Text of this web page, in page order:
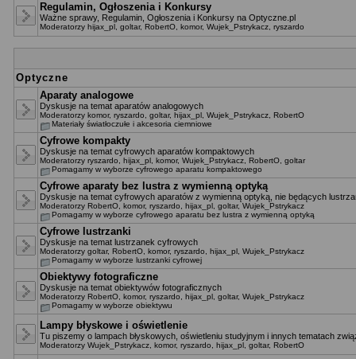
Regulamin, Ogłoszenia i Konkursy
Ważne sprawy, Regulamin, Ogłoszenia i Konkursy na Optyczne.pl
Moderatorzy hijax_pl goltar, RobertO komor, Wujek_Pstrykacz ryszardo
Optyczne
Aparaty analogowe
Dyskusje na temat aparatów analogowych
Moderatorzy komor, ryszardo goltar, hijax_pl Wujek_Pstrykacz RobertO
Materiały światłoczułe i akcesoria ciemniowe
Cyfrowe kompakty
Dyskusje na temat cyfrowych aparatów kompaktowych
Moderatorzy ryszardo hijax_pl komor, Wujek_Pstrykacz RobertO goltar
Pomagamy w wyborze cyfrowego aparatu kompaktowego
Cyfrowe aparaty bez lustra z wymienną optyką
Dyskusje na temat cyfrowych aparatów z wymienną optyką, nie będących
Moderatorzy RobertO komor, ryszardo hijax_pl goltar, Wujek_Pstrykacz
Pomagamy w wyborze cyfrowego aparatu bez lustra z wymienną optyką
Cyfrowe lustrzanki
Dyskusje na temat lustrzanek cyfrowych
Moderatorzy goltar, RobertO komor, ryszardo hijax_pl Wujek_Pstrykacz
Pomagamy w wyborze lustrzanki cyfrowej
Obiektywy fotograficzne
Dyskusje na temat obiektywów fotograficznych
Moderatorzy RobertO komor, ryszardo hijax_pl goltar, Wujek_Pstrykacz
Pomagamy w wyborze obiektywu
Lampy błyskowe i oświetlenie
Tu piszemy o lampach błyskowych, oświetleniu studyjnym i innych tematach
Moderatorzy Wujek_Pstrykacz komor, ryszardo hijax_pl goltar, RobertO